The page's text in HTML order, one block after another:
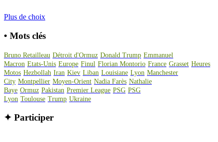
Plus de choix
• Mots clés
Bruno Retailleau Détroit d'Ormuz Donald Trump Emmanuel
Macron Etats-Unis Europe Finul Florian Montorio France Grasset Heures
Motos Hezbollah Iran Kiev Liban Louisiane Lyon Manchester
City Montpellier Moyen-Orient Nadia Farès Nathalie
Baye Ormuz Pakistan Premier League PSG PSG
Lyon Toulouse Trump Ukraine
✦ Participer